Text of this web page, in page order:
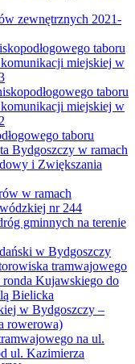
zewnętrznych 2021-
taboru
miejskiej w
taboru
miejskiej w
taboru
Bydgoszczy w ramach
i Zwiększania
w ramach
nr 244
gminnych na terenie
w Bydgoszczy
tramwajowego
ronda Kujawskiego do
Bielicka
w Bydgoszczy –
rowerowa)
na ul.
ul. Kazimierza